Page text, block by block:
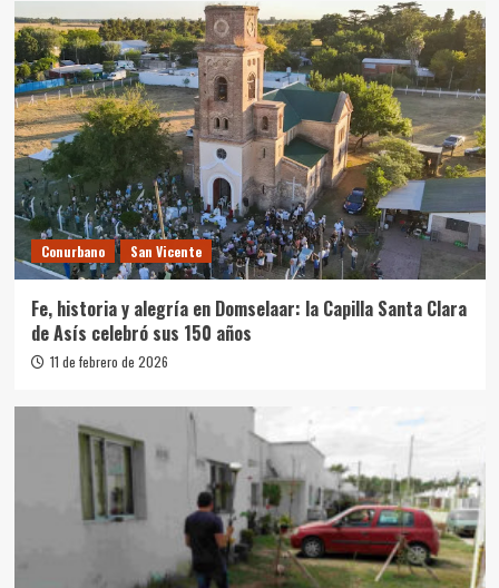
Conurbano San Vicente
Fe, historia y alegría en Domselaar: la Capilla Santa Clara
de Asís celebró sus 150 años
11 de febrero de 2026